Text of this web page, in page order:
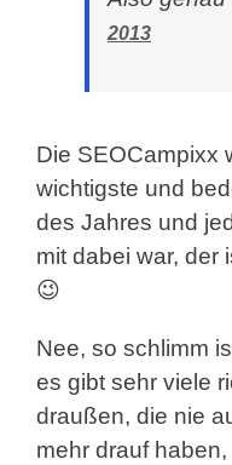
2013
Die SEOCampixx
wichtigste und
des Jahres und
mit dabei war, der
😉
Nee, so schlimm
es gibt sehr viele
draußen, die nie
mehr drauf